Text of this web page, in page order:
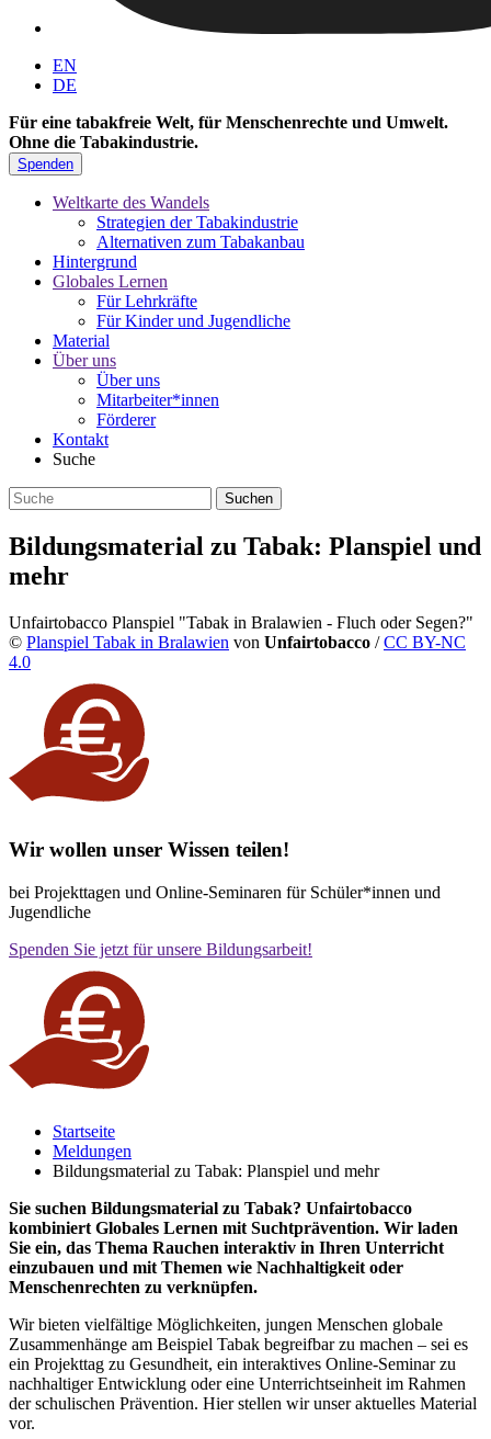
EN
DE
Für eine tabakfreie Welt, für Menschenrechte und Umwelt.
Ohne die Tabakindustrie.
Spenden
Weltkarte des Wandels
Strategien der Tabakindustrie
Alternativen zum Tabakanbau
Hintergrund
Globales Lernen
Für Lehrkräfte
Für Kinder und Jugendliche
Material
Über uns
Über uns
Mitarbeiter*innen
Förderer
Kontakt
Suche
Bildungsmaterial zu Tabak: Planspiel und
mehr
Unfairtobacco Planspiel "Tabak in Bralawien - Fluch oder Segen?"
© Planspiel Tabak in Bralawien von Unfairtobacco /CC BY-NC
4.0
Wir wollen unser Wissen teilen!
bei Projekttagen und Online-Seminaren für Schüler*innen und
Jugendliche
Spenden Sie jetzt für unsere Bildungsarbeit!
Startseite
Meldungen
Bildungsmaterial zu Tabak: Planspiel und mehr
Sie suchen Bildungsmaterial zu Tabak? Unfairtobacco
kombiniert Globales Lernen mit Suchtprävention. Wir laden
Sie ein, das Thema Rauchen interaktiv in Ihren Unterricht
einzubauen und mit Themen wie Nachhaltigkeit oder
Menschenrechten zu verknüpfen.
Wir bieten vielfältige Möglichkeiten, jungen Menschen globale
Zusammenhänge am Beispiel Tabak begreifbar zu machen – sei es
ein Projekttag zu Gesundheit, ein interaktives Online-Seminar zu
nachhaltiger Entwicklung oder eine Unterrichtseinheit im Rahmen
der schulischen Prävention. Hier stellen wir unser aktuelles Material
vor.